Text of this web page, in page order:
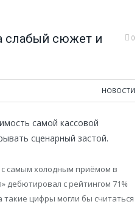
слабый сюжет и
0
НОВОСТИ
самой кассовой
сценарный застой.
с самым холодным приёмом в
дебютировал с рейтингом 71%
такие цифры могли бы считаться